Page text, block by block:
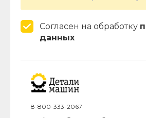
Согласен на обработку
данных
8-800-333-2067